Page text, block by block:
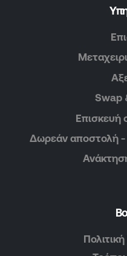
Swap
Επισκευή
Δωρεάν αποστολή -